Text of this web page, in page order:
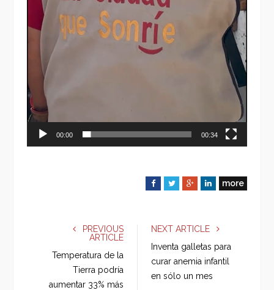
00:00 00:34
F
e
o
k
T
r
G
g
+
L
d
I
n
more
PREVIOUS
ARTICLE
Temperatura de la
Tierra podría
aumentar 33% más
NEXT ARTICLE
Inventa galletas para
curar anemia infantil
en sólo un mes